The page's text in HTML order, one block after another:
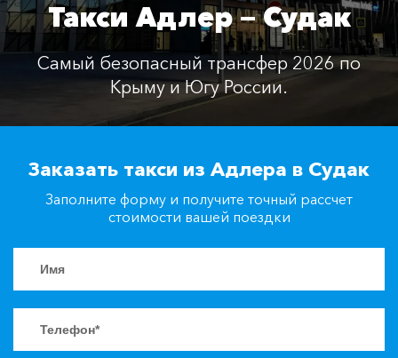
Отзывы
Контакты
+7(861)217-90-04
Такси Адлер — Судак
Самый безопасный трансфер 2026 по
Крыму и Югу России.
Заказать такси из Адлера в Судак
Заполните форму и получите точный рассчет
стоимости вашей поездки